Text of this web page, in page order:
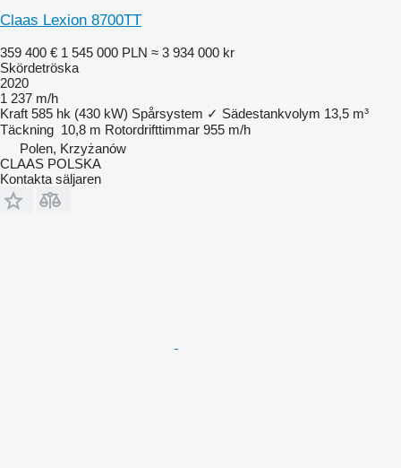
Claas Lexion 8700TT
359 400 € 1 545 000 PLN ≈ 3 934 000 kr
Skördetröska
2020
1 237 m/h
Kraft 585 hk (430 kW) Spårsystem ✓ Sädestankvolym 13,5 m³
Täckning 10,8 m Rotordrifttimmar 955 m/h
Polen, Krzyżanów
CLAAS POLSKA
Kontakta säljaren